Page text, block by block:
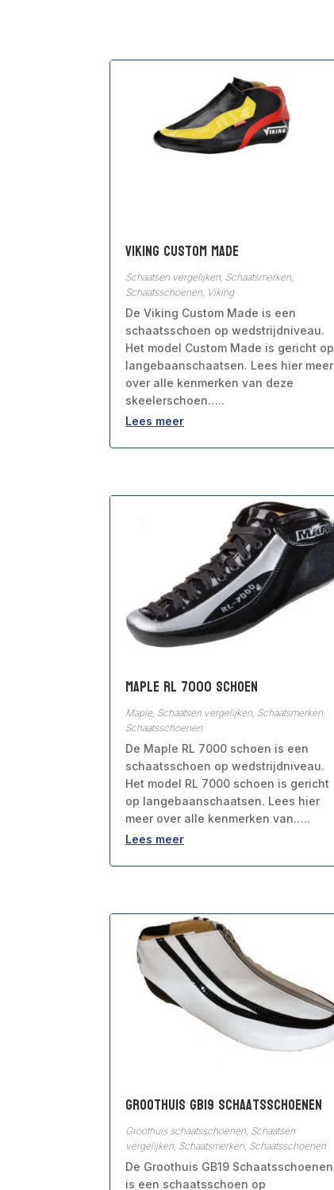
Viking Custom Made
Schaatsen vergelijken, Schaatsmerken,
Schaatsschoenen, Viking
De Viking Custom Made is een
schaatsschoen op wedstrijdniveau.
Het model Custom Made is gericht op
langebaanschaatsen. Lees hier meer
over alle kenmerken van deze
skeelerschoen…..
Lees meer
Maple RL 7000 schoen
Maple, Schaatsen vergelijken Schaatsmerken
Schaatsschoenen
De Maple RL 7000 schoen is een
schaatsschoen op wedstrijdniveau.
Het model RL 7000 schoen is gericht
op langebaanschaatsen. Lees hier
meer over alle kenmerken van…..
Lees meer
Groothuis GB19 Schaatsschoenen
Groothuis schaatsschoenen Schaatsen
vergelijken Schaatsmerken Schaatsschoenen
De Groothuis GB19 Schaatsschoenen
is een schaatsschoen op